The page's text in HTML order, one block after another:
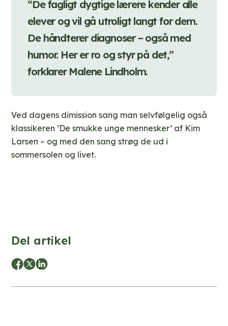
“De fagligt dygtige lærere kender alle
elever og vil gå utroligt langt for dem.
De håndterer diagnoser – også med
humor. Her er ro og styr på det,”
forklarer Malene Lindholm.
Ved dagens dimission sang man selvfølgelig også
klassikeren ’De smukke unge mennesker’ af Kim
Larsen – og med den sang strøg de ud i
sommersolen og livet.
Del artikel